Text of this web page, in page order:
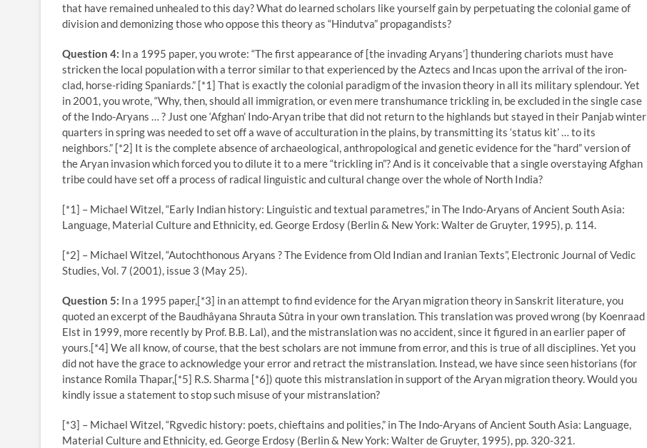
that have remained unhealed to this day? What do learned scholars like yourself gain by perpetuating the colonial game of
division and demonizing those who oppose this theory as “Hindutva” propagandists?
Question 4: In a 1995 paper, you wrote: “The first appearance of [the invading Aryans’] thundering chariots must have
stricken the local population with a terror similar to that experienced by the Aztecs and Incas upon the arrival of the iron-
clad, horse-riding Spaniards.” [*1] That is exactly the colonial paradigm of the invasion theory in all its military splendour. Yet
in 2001, you wrote, “Why, then, should all immigration, or even mere transhumance trickling in, be excluded in the single case
of the Indo-Aryans … ? Just one ‘Afghan’ Indo-Aryan tribe that did not return to the highlands but stayed in their Panjab winter
quarters in spring was needed to set off a wave of acculturation in the plains, by transmitting its ‘status kit’ … to its
neighbors.” [*2] It is the complete absence of archaeological, anthropological and genetic evidence for the “hard” version of
the Aryan invasion which forced you to dilute it to a mere “trickling in”? And is it conceivable that a single overstaying Afghan
tribe could have set off a process of radical linguistic and cultural change over the whole of North India?
[*1] – Michael Witzel, “Early Indian history: Linguistic and textual parametres,” in The Indo-Aryans of Ancient South Asia:
Language, Material Culture and Ethnicity, ed. George Erdosy (Berlin & New York: Walter de Gruyter, 1995), p. 114.
[*2] – Michael Witzel, “Autochthonous Aryans ? The Evidence from Old Indian and Iranian Texts”, Electronic Journal of Vedic
Studies, Vol. 7 (2001), issue 3 (May 25).
Question 5: In a 1995 paper,[*3] in an attempt to find evidence for the Aryan migration theory in Sanskrit literature, you
quoted an excerpt of the Baudhâyana Shrauta Sûtra in your own translation. This translation was proved wrong (by Koenraad
Elst in 1999, more recently by Prof. B.B. Lal), and the mistranslation was no accident, since it figured in an earlier paper of
yours.[*4] We all know, of course, that the best scholars are not immune from error, and this is true of all disciplines. Yet you
did not have the grace to acknowledge your error and retract the mistranslation. Instead, we have since seen historians (for
instance Romila Thapar,[*5] R.S. Sharma [*6]) quote this mistranslation in support of the Aryan migration theory. Would you
kindly issue a statement to stop such misuse of your mistranslation?
[*3] – Michael Witzel, “Rgvedic history: poets, chieftains and polities,” in The Indo-Aryans of Ancient South Asia: Language,
Material Culture and Ethnicity, ed. George Erdosy (Berlin & New York: Walter de Gruyter, 1995), pp. 320-321.